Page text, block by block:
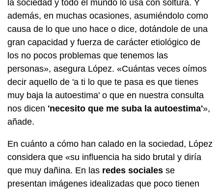
la sociedad y todo el mundo lo usa con soltura. Y
además, en muchas ocasiones, asumiéndolo como
causa de lo que uno hace o dice, dotándole de una
gran capacidad y fuerza de carácter etiológico de
los no pocos problemas que tenemos las
personas», asegura López. «Cuántas veces oímos
decir aquello de 'a ti lo que te pasa es que tienes
muy baja la autoestima' o que en nuestra consulta
nos dicen 'necesito que me suba la autoestima'»,
añade.
En cuánto a cómo han calado en la sociedad, López
considera que «su influencia ha sido brutal y diría
que muy dañina. En las redes sociales se
presentan imágenes idealizadas que poco tienen